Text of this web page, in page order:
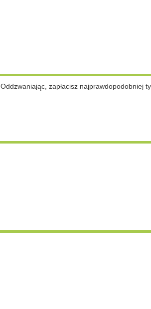
Oddzwaniając, zapłacisz najprawdopodobniej